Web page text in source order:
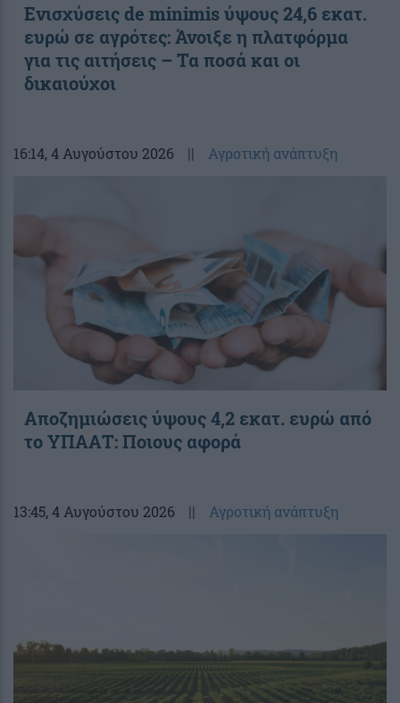
Ενισχύσεις de minimis ύψους 24,6 εκατ.
ευρώ σε αγρότες: Άνοιξε η πλατφόρμα
για τις αιτήσεις – Τα ποσά και οι
δικαιούχοι
16:14, 4 Αυγούστου 2026 || Αγροτική ανάπτυξη
Αποζημιώσεις ύψους 4,2 εκατ. ευρώ από
το ΥΠΑΑΤ: Ποιους αφορά
13:45, 4 Αυγούστου 2026 || Αγροτική ανάπτυξη